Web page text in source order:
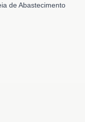
de Abastecimento